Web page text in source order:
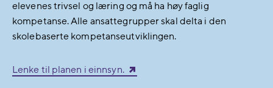
elevenes trivsel og læring og må ha høy faglig
kompetanse. Alle ansattegrupper skal delta i den
skolebaserte kompetanseutviklingen.
Lenke til planen i einnsyn.